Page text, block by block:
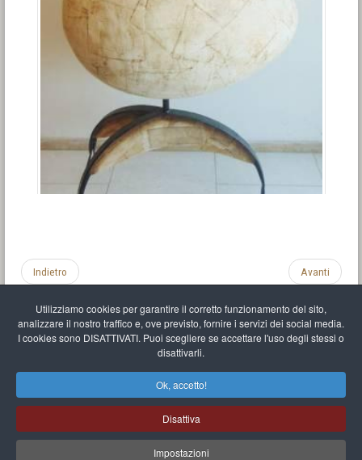
Utilizziamo cookies per garantire il corretto funzionamento del sito,
analizzare il nostro traffico e, ove previsto, fornire i servizi dei social media.
I cookies sono DISATTIVATI. Puoi scegliere se accettare l'uso degli stessi o
disattivarli.
Ok, accetto!
Disattiva
Impostazioni
Indietro Avanti
Mappa del sito
Mr Balthasar Brennenstuhl
Artista scultore e pittore
Quai Séverine Résidence Navy Club / 17 83430 Saint-Mandrier-sur-Mer,Provence-
Alpes-Côte d'Azur-France